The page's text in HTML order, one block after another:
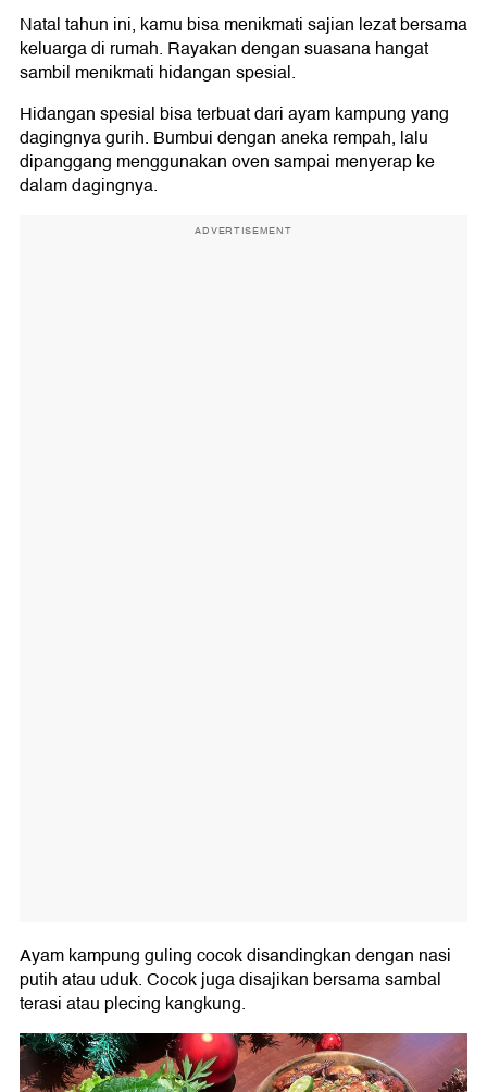
Natal tahun ini, kamu bisa menikmati sajian lezat bersama
keluarga di rumah. Rayakan dengan suasana hangat
sambil menikmati hidangan spesial.
Hidangan spesial bisa terbuat dari ayam kampung yang
dagingnya gurih. Bumbui dengan aneka rempah, lalu
dipanggang menggunakan oven sampai menyerap ke
dalam dagingnya.
ADVERTISEMENT
Ayam kampung guling cocok disandingkan dengan nasi
putih atau uduk. Cocok juga disajikan bersama sambal
terasi atau plecing kangkung.